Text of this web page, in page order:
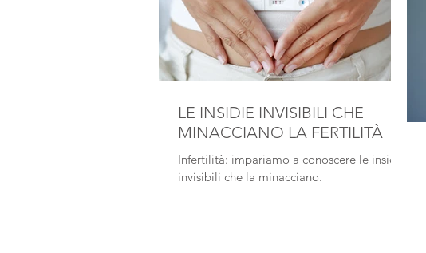
LE INSIDIE INVISIBILI CHE
MINACCIANO LA FERTILITÀ
Infertilità: impariamo a conoscere le insidie
invisibili che la minacciano.